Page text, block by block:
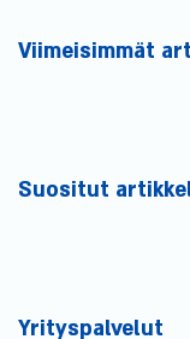
Viimeisimmät
Suositut
Yrityspalvelut